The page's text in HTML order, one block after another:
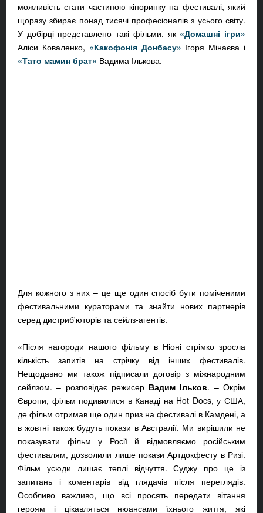
можливість стати частиною кіноринку на фестивалі, який
щоразу збирає понад тисячі професіоналів з усього світу.
У добірці представлено такі фільми, як «Домашні ігри»
Аліси Коваленко, «Какофонія Донбасу» Ігоря Мінаєва і
«Тато мамин брат» Вадима Ількова.
Для кожного з них – це ще один спосіб бути поміченими
фестивальними кураторами та знайти нових партнерів
серед дистриб'юторів та сейлз-агентів.
«Після нагороди нашого фільму в Ніоні стрімко зросла
кількість запитів на стрічку від інших фестивалів.
Нещодавно ми також підписали договір з міжнародним
сейлзом. – розповідає режисер Вадим Ільков. – Окрім
Європи, фільм подивилися в Канаді на Hot Docs, у США,
де фільм отримав ще один приз на фестивалі в Камдені, а
в жовтні також будуть покази в Австралії. Ми вирішили не
показувати фільм у Росії й відмовляємо російським
фестивалям, дозволили лише покази Артдокфесту в Ризі.
Фільм усюди лишає теплі відчуття. Суджу про це із
запитань і коментарів від глядачів після переглядів.
Особливо важливо, що всі просять передати вітання
героям і цікавляться нюансами їхнього життя, які